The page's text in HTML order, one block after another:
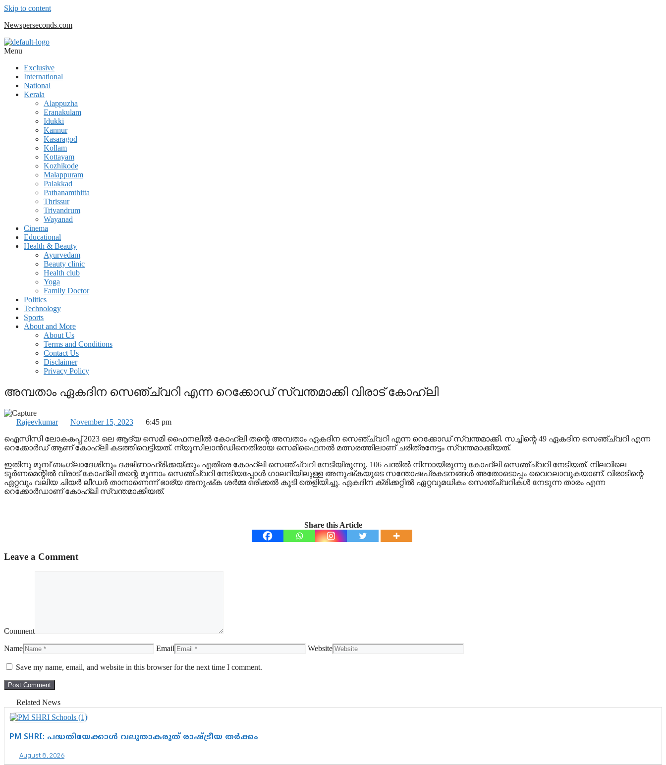
Skip to content
Newsperseconds.com
Menu
Exclusive
International
National
Kerala
Alappuzha
Eranakulam
Idukki
Kannur
Kasaragod
Kollam
Kottayam
Kozhikode
Malappuram
Palakkad
Pathanamthitta
Thrissur
Trivandrum
Wayanad
Cinema
Educational
Health & Beauty
Ayurvedam
Beauty clinic
Health club
Yoga
Family Doctor
Politics
Technology
Sports
About and More
About Us
Terms and Conditions
Contact Us
Disclaimer
Privacy Policy
അമ്പതാം ഏകദിന സെഞ്ച്വറി എന്ന റെക്കോഡ് സ്വന്തമാക്കി വിരാട് കോഹ്ലി
Rajeevkumar November 15, 2023
6:45 pm
ഐസിസി ലോകകപ്പ് 2023 ലെ ആദ്യ സെമി ഫൈനലില്‍ കോഹ്ലി തന്റെ അമ്പതാം ഏകദിന സെഞ്ച്വറി എന്ന റെക്കോഡ് സ്വന്തമാക്കി. സച്ചിന്റെ 49 ഏകദിന സെഞ്ച്വറി എന്ന
റെക്കോര്‍ഡ് ആണ് കോഹ്ലി കടത്തിവെട്ടിയത്. ന്യൂസിലാന്‍ഡിനെതിരായ സെമിഫൈനല്‍ മത്സരത്തിലാണ് ചരിത്രനേട്ടം സ്വന്തമാക്കിയത്.
ഇതിനു മുമ്പ് ബംഗ്ലാദേശിനും ദക്ഷിണാഫ്രിക്കയ്ക്കും എതിരെ കോഹ്ലി സെഞ്ച്വറി നേടിയിരുന്നു. 106 പന്തില്‍ നിന്നായിരുന്നു കോഹ്ലി സെഞ്ച്വറി നേടിയത്. നിലവിലെ
ടൂര്‍ണമെന്റില്‍ വിരാട് കോഹ്ലി തന്റെ മൂന്നാം സെഞ്ച്വറി നേടിയപ്പോള്‍ ഗാലറിയിലുള്ള അനുഷ്‌കയുടെ സന്തോഷപ്രകടനങ്ങള്‍ അതോടൊപ്പം വൈറലാവുകയാണ്. വിരാടിന്റെ
ഏറ്റവും വലിയ ചിയര്‍ ലീഡര്‍ താനാണെന്ന് ഭാര്യ അനുഷ്‌ക ശര്‍മ്മ ഒരിക്കല്‍ കൂടി തെളിയിച്ചു. ഏകദിന ക്രിക്കറ്റില്‍ ഏറ്റവുമധികം സെഞ്ച്വറികള്‍ നേടുന്ന താരം എന്ന
റെക്കോര്‍ഡാണ് കോഹ്ലി സ്വന്തമാക്കിയത്.
Share this Article
Leave a Comment
Comment
Name Email Website
Save my name, email, and website in this browser for the next time I comment.
Related News
PM SHRI: പദ്ധതിയേക്കാൾ വലുതാകരുത് രാഷ്ട്രീയ തർക്കം
August 8, 2026